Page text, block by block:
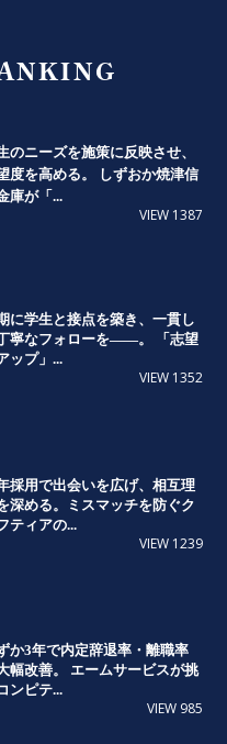
のニーズを施策に反映させ、
度を高める。 しずおか焼津信
庫が「...
VIEW 1387
に学生と接点を築き、一貫し
寧なフォローを――。 「志望
ップ」...
VIEW 1352
採用で出会いを広げ、相互理
深める。ミスマッチを防ぐク
ティアの...
VIEW 1239
か3年で内定辞退率・離職率
幅改善。 エームサービスが挑
ンピテ...
VIEW 985